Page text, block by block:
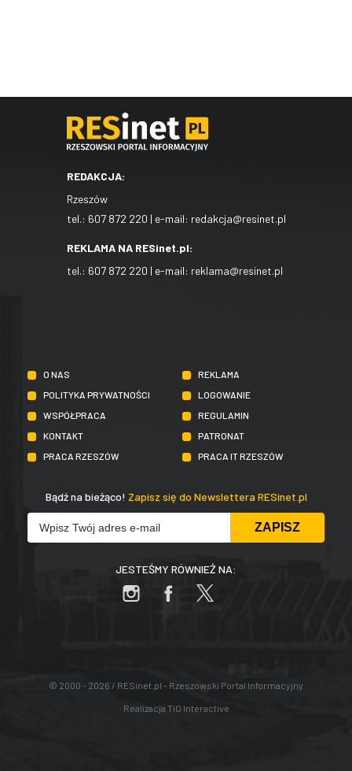
REDAKCJA:
Rzeszów
tel.: 607 872 220 | e-mail: redakcja@resinet.pl
REKLAMA NA RESinet.pl:
tel.: 607 872 220 | e-mail: reklama@resinet.pl
O NAS
REKLAMA
POLITYKA PRYWATNOŚCI
LOGOWANIE
WSPÓŁPRACA
REGULAMIN
KONTAKT
PATRONAT
PRACA RZESZÓW
PRACA IT RZESZÓW
Bądź na bieżąco! Zapisz się do Newslettera RESinet.pl
JESTEŚMY RÓWNIEŻ NA:
© 2000 - 2026 / RESinet.pl - Rzeszowski Portal Informacyjny
Realizacja TiO Interactive